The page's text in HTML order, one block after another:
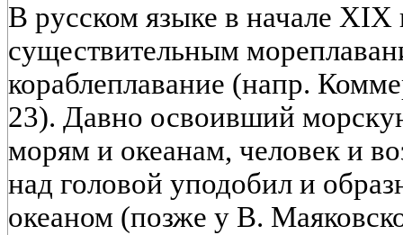
В русском языке в начале XIX
существительным
кораблеплавание (напр.
23). Давно освоивший
морям и океанам, человек и
над головой уподобил и
океаном (позже у В.